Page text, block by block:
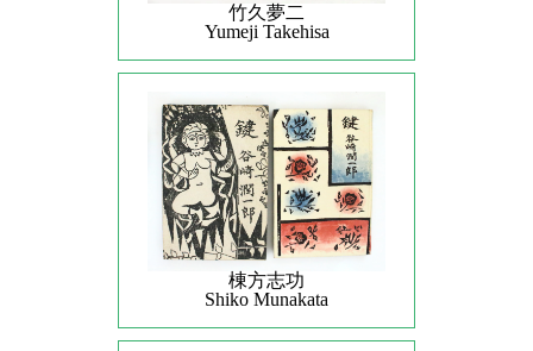
竹久夢二
Yumeji Takehisa
棟方志功
Shiko Munakata